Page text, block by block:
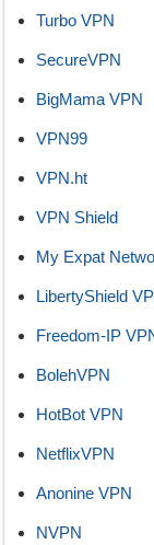
Turbo VPN
SecureVPN
BigMama VPN
VPN99
VPN.ht
VPN Shield
My Expat
LibertyShield
Freedom-IP
BolehVPN
HotBot VPN
NetflixVPN
Anonine VPN
NVPN